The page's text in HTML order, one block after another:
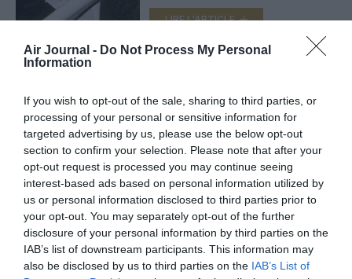
Air Journal - Do Not Process My Personal
Information
If you wish to opt-out of the sale, sharing to third parties, or
processing of your personal or sensitive information for
targeted advertising by us, please use the below opt-out
section to confirm your selection. Please note that after your
opt-out request is processed you may continue seeing
interest-based ads based on personal information utilized by
us or personal information disclosed to third parties prior to
your opt-out. You may separately opt-out of the further
disclosure of your personal information by third parties on the
IAB’s list of downstream participants. This information may
also be disclosed by us to third parties on the IAB’s List of
LIRE L'ARTICLE
nouvelle enquête
LIRE L'ARTICLE
VOIR PLUS D'ARTICLES